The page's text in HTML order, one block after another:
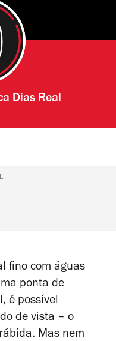
Dias Real
fino com águas
ponta de
é possível
de vista – o
Mas nem